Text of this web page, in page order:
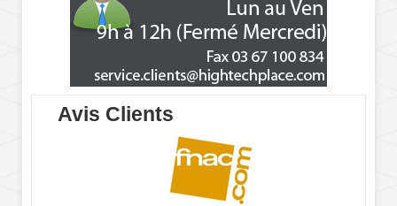
Avis Clients